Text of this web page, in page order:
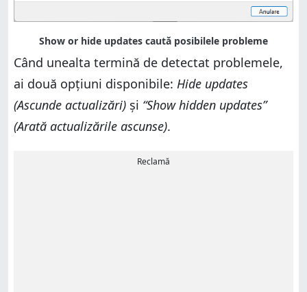
Când unealta termină de detectat problemele,
ai două opțiuni disponibile: Hide updates
(Ascunde actualizări) și “Show hidden updates”
(Arată actualizările ascunse).
Reclamă